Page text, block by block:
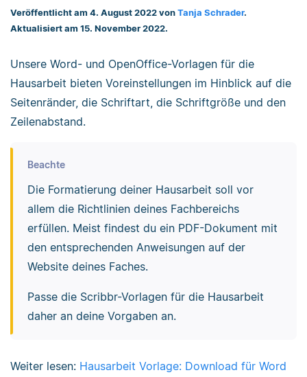
Veröffentlicht am 4. August 2022 von Tanja Schrader.
Aktualisiert am 15. November 2022.
Unsere Word- und OpenOffice-Vorlagen für die
Hausarbeit bieten Voreinstellungen im Hinblick auf die
Seitenränder, die Schriftart, die Schriftgröße und den
Zeilenabstand.
Beachte
Die Formatierung deiner Hausarbeit soll vor
allem die Richtlinien deines Fachbereichs
erfüllen. Meist findest du ein PDF-Dokument mit
den entsprechenden Anweisungen auf der
Website deines Faches.
Passe die Scribbr-Vorlagen für die Hausarbeit
daher an deine Vorgaben an.
Weiter lesen: Hausarbeit Vorlage: Download für Word